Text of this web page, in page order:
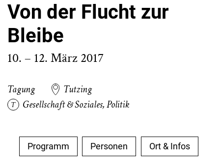
Von der Flucht zur
Bleibe
10. – 12. März 2017
Tagung
Tutzing
Gesellschaft & Soziales,Politik
Programm Personen Ort & Infos